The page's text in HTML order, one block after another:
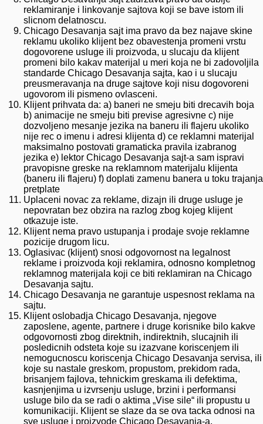
reklamiranje i linkovanje sajtova koji se bave istom ili
slicnom delatnoscu.
Chicago Desavanja sajt ima pravo da bez najave skine
reklamu ukoliko klijent bez obavestenja promeni vrstu
dogovorene usluge ili proizvoda, u slucaju da klijent
promeni bilo kakav materijal u meri koja ne bi zadovoljila
standarde Chicago Desavanja sajta, kao i u slucaju
preusmeravanja na druge sajtove koji nisu dogovoreni
ugovorom ili pismeno ovlasceni.
Klijent prihvata da: a) baneri ne smeju biti drecavih boja
b) animacije ne smeju biti previse agresivne c) nije
dozvoljeno mesanje jezika na baneru ili flajeru ukoliko
nije rec o imenu i adresi klijenta d) ce reklamni materijal
maksimalno postovati gramaticka pravila izabranog
jezika e) lektor Chicago Desavanja sajt-a sam ispravi
pravopisne greske na reklamnom materijalu klijenta
(baneru ili flajeru) f) doplati zamenu banera u toku trajanja
pretplate
Uplaceni novac za reklame, dizajn ili druge usluge je
nepovratan bez obzira na razlog zbog kojeg klijent
otkazuje iste.
Klijent nema pravo ustupanja i prodaje svoje reklamne
pozicije drugom licu.
Oglasivac (klijent) snosi odgovornost na legalnost
reklame i proizvoda koji reklamira, odnosno kompletnog
reklamnog materijala koji ce biti reklamiran na Chicago
Desavanja sajtu.
Chicago Desavanja ne garantuje uspesnost reklama na
sajtu.
Klijent oslobadja Chicago Desavanja, njegove
zaposlene, agente, partnere i druge korisnike bilo kakve
odgovornosti zbog direktnih, indirektnih, slucajnih ili
posledicnih odsteta koje su izazvane koriscenjem ili
nemogucnoscu koriscenja Chicago Desavanja servisa, ili
koje su nastale greskom, propustom, prekidom rada,
brisanjem fajlova, tehnickim greskama ili defektima,
kasnjenjima u izvrsenju usluge, brzini i performansi
usluge bilo da se radi o aktima „Vise sile“ ili propustu u
komunikaciji. Klijent se slaze da se ova tacka odnosi na
sve usluge i proizvode Chicago Desavanja-a.